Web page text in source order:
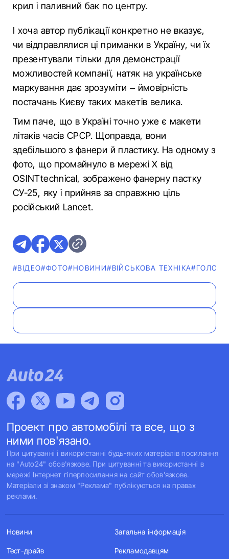
крил і паливний бак по центру.
І хоча автор публікації конкретно не вказує,
чи відправлялися ці приманки в Україну, чи їх
презентували тільки для демонстрації
можливостей компанії, натяк на українське
маркування дає зрозуміти – ймовірність
постачань Києву таких макетів велика.
Тим паче, що в Україні точно уже є макети
літаків часів СРСР. Щоправда, вони
здебільшого з фанери й пластику. На одному з
фото, що промайнуло в мережі Х від
OSINTtechnical, зображено фанерну пастку
СУ-25, яку і прийняв за справжню ціль
російський Lancet.
#ВІДЕО#ФОТО#НОВИНИ#ВІЙСЬКОВА ТЕХНІКА
Проект про автомобілі та все, що з
ними пов'язано.
При цитуванні і використанні будь-яких матеріалів посилання
на "Auto24" обов'язкове. При цитуванні та використанні в
мережі Інтернет гіперпосилання на сайт обов'язкове.
Матеріали зі знаком "Реклама" публікуються на правах
реклами.
Новини
Тест-драйв
Загальна інформація
Рекламодавцям